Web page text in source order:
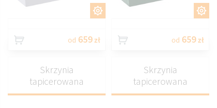
od 659 zł od 659 zł
Skrzynia
tapicerowana
Skrzynia
tapicerowana